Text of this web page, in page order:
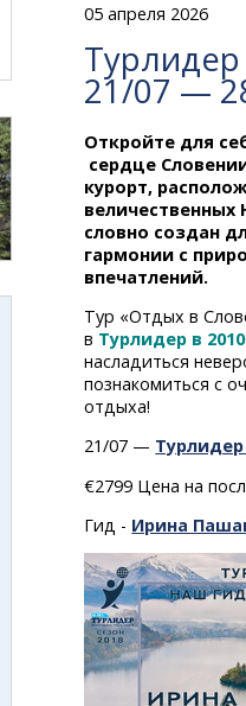
05 апреля 2026
21/07 —
Откройте для
сердце
курорт,
величественных
словно создан
гармонии с
впечатлений.
Тур «Отдых в
в Турлидер в
насладиться
познакомиться с
отдыха!
21/07 —
€2799 Цена на
Гид - Ирина